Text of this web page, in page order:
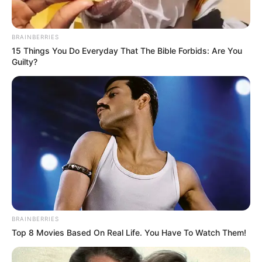
ugyanakkor jelezte, hogy ezzel nem mondta ki,
hogy a vakcinák hibásak lennének; a döntés
kizárólag a kártérítési igények jogának
biztosítására vonatkozik.
BRAINBERRIES
15 Things You Do Everyday That The Bible Forbids: Are You
Guilty?
BRAINBERRIES
Top 8 Movies Based On Real Life. You Have To Watch Them!